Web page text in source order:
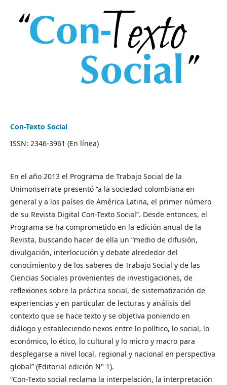
Con-Texto Social
ISSN: 2346-3961 (En línea)
En el año 2013 el Programa de Trabajo Social de la
Unimonserrate presentó “a la sociedad colombiana en
general y a los países de América Latina, el primer número
de su Revista Digital Con-Texto Social”. Desde entonces, el
Programa se ha comprometido en la edición anual de la
Revista, buscando hacer de ella un “medio de difusión,
divulgación, interlocución y debate alrededor del
conocimiento y de los saberes de Trabajo Social y de las
Ciencias Sociales provenientes de investigaciones, de
reflexiones sobre la práctica social, de sistematización de
experiencias y en particular de lecturas y análisis del
contexto que se hace texto y se objetiva poniendo en
diálogo y estableciendo nexos entre lo político, lo social, lo
económico, lo ético, lo cultural y lo micro y macro para
desplegarse a nivel local, regional y nacional en perspectiva
global” (Editorial edición N° 1).
“Con-Texto social reclama la interpelación, la interpretación